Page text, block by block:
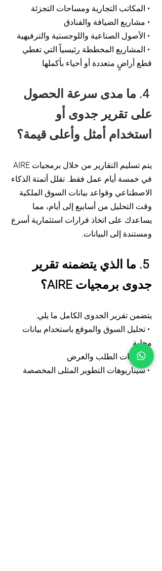
• المكاتب التجارية ومساحات التجزئة
• مشاريع الضيافة والفنادق
• الأصول الصناعية واللوجستية والترفيهية
• المشاريع المخططة رئيسياً التي تغطي
قطع أراضٍ متعددة أو أحياء بأكملها
4. ما مدى سرعة الحصول
على تقرير جدوى أو
استخدام أمثل وأعلى قيمة؟
يتم تسليم التقارير من خلال برمجيات AIRE
في خمسة أيام عمل فقط. تقلل أتمتة الذكاء
الاصطناعي وقواعد بيانات السوق الملكية
وقت التحليل من أسابيع إلى أيام، مما
يساعدك على اتخاذ قرارات استثمارية أسرع
ومستندة إلى البيانات.
5. ما الذي يتضمنه تقرير
جدوى برمجيات AIRE؟
يتضمن تقرير الجدوى الكامل ما يلي:
• تحليل السوق والموقع باستخدام بيانات
محلية
• تقييمات الطلب والعرض
• سيناريوهات التطوير المثلى المخصصة